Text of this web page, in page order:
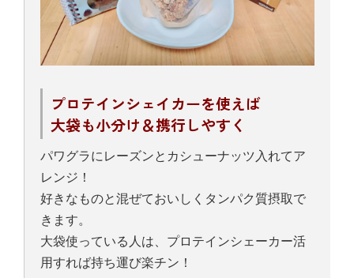
プロテインシェイカーを使えば
大袋も小分け＆携行しやすく
パワグラにレーズンとカシューナッツ入れてア
レンジ！
好きなものと混ぜておいしくタンパク質摂取で
きます。
大袋使っている人は、プロテインシェーカー活
用すれば持ち運び楽チン！